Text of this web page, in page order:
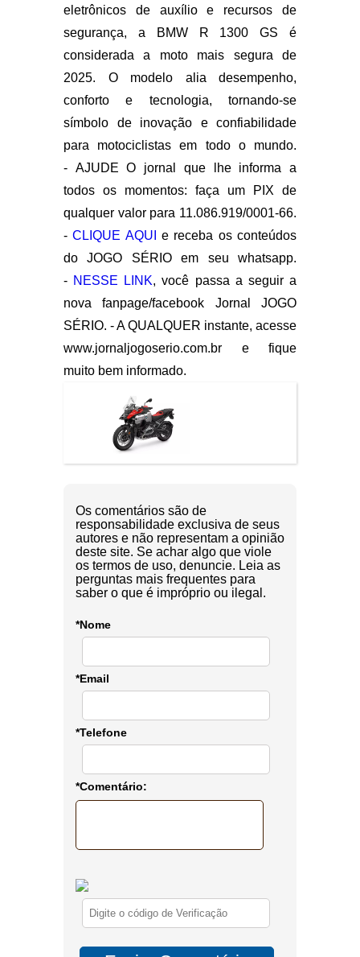
eletrônicos de auxílio e recursos de
segurança, a
BMW R 1300 GS é
considerada a moto mais segura de
2025. O modelo alia desempenho,
conforto e tecnologia, tornando-se
símbolo de inovação e confiabilidade
para motociclistas em todo o mundo.
- AJUDE O jornal que lhe informa a
todos os momentos: faça um PIX de
qualquer valor para 11.086.919/0001-66.
-CLIQUE AQUI
e receba os conteúdos
do JOGO SÉRIO em seu whatsapp.
- NESSE LINK, você passa a seguir a
nova fanpage/facebook Jornal JOGO
SÉRIO. - A QUALQUER instante, acesse
www.jornaljogoserio.com.br e fique
muito bem informado.
Os comentários são de
responsabilidade exclusiva de seus
autores e não representam a opinião
deste site. Se achar algo que viole
os termos de uso, denuncie. Leia as
perguntas mais frequentes para
saber o que é impróprio ou ilegal.
*Nome
*Email
*Telefone
*Comentário: